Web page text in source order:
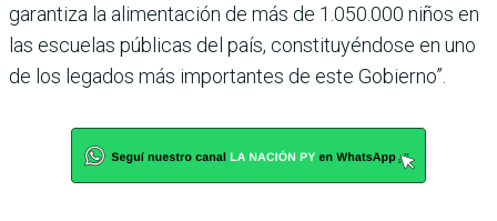
garantiza la alimentación de más de 1.050.000 niños en
las escuelas públicas del país, constituyéndose en uno
de los legados más importantes de este Gobierno”.